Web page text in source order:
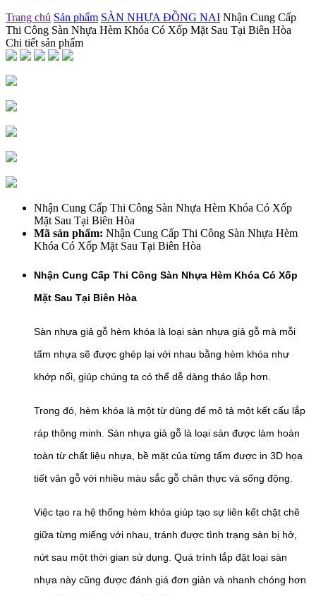
Trang chủ Sản phẩm SÀN NHỰA ĐỒNG NAI Nhận Cung Cấp
Thi Công Sàn Nhựa Hèm Khóa Có Xốp Mặt Sau Tại Biên Hòa
Chi tiết sản phẩm
Nhận Cung Cấp Thi Công Sàn Nhựa Hèm Khóa Có Xốp
Mặt Sau Tại Biên Hòa
Mã sản phẩm: Nhận Cung Cấp Thi Công Sàn Nhựa Hèm
Khóa Có Xốp Mặt Sau Tại Biên Hòa
Nhận Cung Cấp Thi Công Sàn Nhựa Hèm Khóa Có Xốp
Mặt Sau Tại Biên Hòa
Sàn nhựa giả gỗ hèm khóa là loại sàn nhựa giả gỗ mà mỗi
tấm nhựa sẽ được ghép lại với nhau bằng hèm khóa như
khớp nối, giúp chúng ta có thể dễ dàng tháo lắp hơn.
Trong đó, hèm khóa là một từ dùng để mô tả một kết cấu lắp
ráp thông minh. Sàn nhựa giả gỗ là loại sàn được làm hoàn
toàn từ chất liệu nhựa, bề mặt của từng tấm được in 3D họa
tiết vân gỗ với nhiều màu sắc gỗ chân thực và sống động.
Việc tạo ra hệ thống hèm khóa giúp tạo sự liên kết chặt chẽ
giữa từng miếng với nhau, tránh được tình trạng sàn bị hở,
nứt sau một thời gian sử dụng. Quá trình lắp đặt loại sàn
nhựa này cũng được đánh giá đơn giản và nhanh chóng hơn